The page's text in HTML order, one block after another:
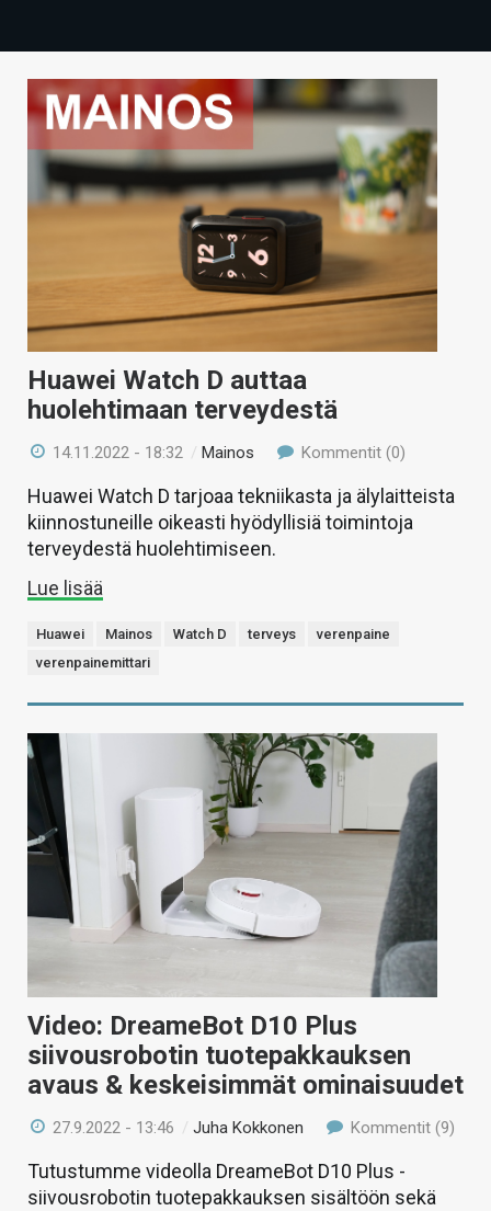
TECHBBS
TIETOA
HINTA.FI
KAUPPA
HAKU
Huawei Watch D auttaa
huolehtimaan terveydestä
14.11.2022 - 18:32 / Mainos Kommentit (0)
Huawei Watch D tarjoaa tekniikasta ja älylaitteista
kiinnostuneille oikeasti hyödyllisiä toimintoja
terveydestä huolehtimiseen.
Lue lisää
Huawei Mainos Watch D terveys
verenpaine
verenpainemittari
Video: DreameBot D10 Plus
siivousrobotin tuotepakkauksen
avaus & keskeisimmät ominaisuudet
27.9.2022 - 13:46 /Juha Kokkonen Kommentit (9)
Tutustumme videolla DreameBot D10 Plus -
siivousrobotin tuotepakkauksen sisältöön sekä